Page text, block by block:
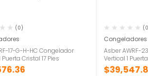
(0)
17-G-H-HC Congelador
Puerta Cristal 17 Pies
Congeladores
Asber AWRF-
Vertical 1
$